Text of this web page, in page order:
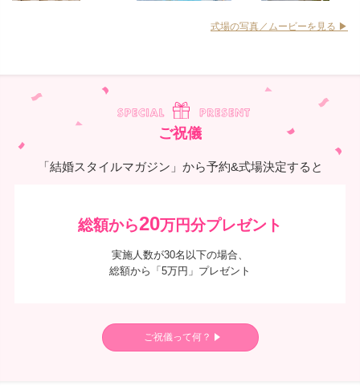
式場の写真／ムービーを見る ▶︎
ご祝儀
「結婚スタイルマガジン」から予約&式場決定すると
総額から20万円分プレゼント
実施人数が30名以下の場合、
総額から「5万円」プレゼント
ご祝儀って何？